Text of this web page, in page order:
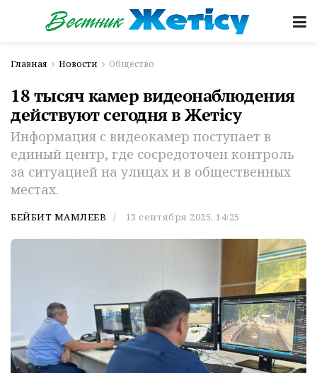
Главная Новости Общество
18 тысяч камер видеонаблюдения
действуют сегодня в Жетiсу
Информация с видеокамер поступает в
единый центр, где сосредоточен контроль
за ситуацией на улицах и в общественных
местах.
БЕЙБИТ МАМЛЕЕВ 13 сентября 2025, 14:25